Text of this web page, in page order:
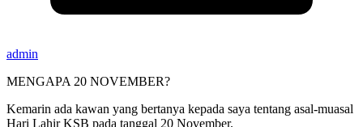
admin
MENGAPA 20 NOVEMBER?
Kemarin ada kawan yang bertanya kepada saya tentang asal-muasal
Hari Lahir KSB pada tanggal 20 November.